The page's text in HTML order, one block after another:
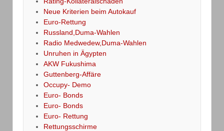
Neue Kriterien beim Autokauf
Euro-Rettung
Russland,Duma-Wahlen
Radio Medwedew,Duma-Wahlen
Unruhen in Ägypten
AKW Fukushima
Guttenberg-Affäre
Occupy- Demo
Euro- Bonds
Euro- Bonds
Euro- Rettung
Rettungsschirme